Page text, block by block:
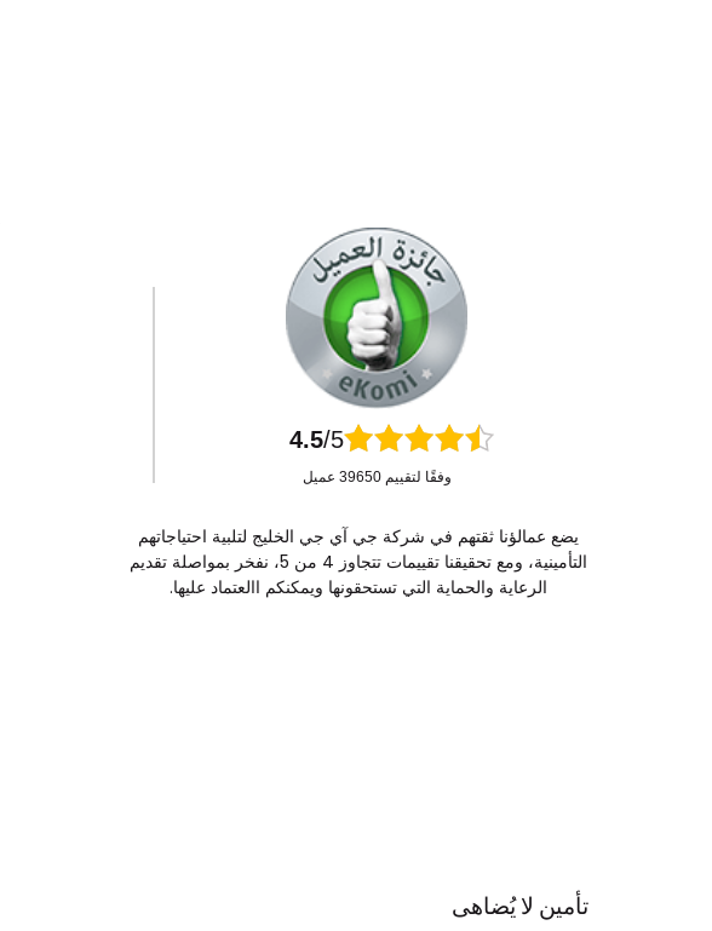
4.5/5
وفقًا لتقييم 39650 عميل
يضع عمالؤنا ثقتهم في شركة جي آي جي الخليج لتلبية احتياجاتهم
التأمينية، ومع تحقيقنا تقييمات تتجاوز 4 من 5، نفخر بمواصلة تقديم
الرعاية والحماية التي تستحقونها ويمكنكم االعتماد عليها.
تأمين لا يُضاهى